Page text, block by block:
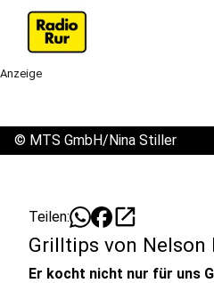
Anzeige
© MTS GmbH/Nina Stiller
Teilen: open_in_new
Grilltips von Nelson
Er kocht nicht nur für uns